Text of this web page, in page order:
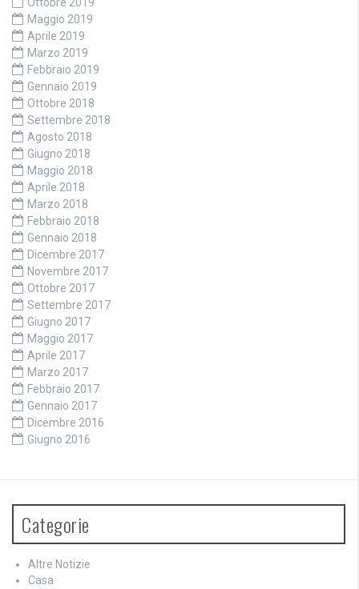
Maggio 2019
Aprile 2019
Marzo 2019
Febbraio 2019
Gennaio 2019
Ottobre 2018
Settembre 2018
Agosto 2018
Giugno 2018
Maggio 2018
Aprile 2018
Marzo 2018
Febbraio 2018
Gennaio 2018
Dicembre 2017
Novembre 2017
Ottobre 2017
Settembre 2017
Giugno 2017
Maggio 2017
Aprile 2017
Marzo 2017
Febbraio 2017
Gennaio 2017
Dicembre 2016
Giugno 2016
Categorie
Altre Notizie
Casa